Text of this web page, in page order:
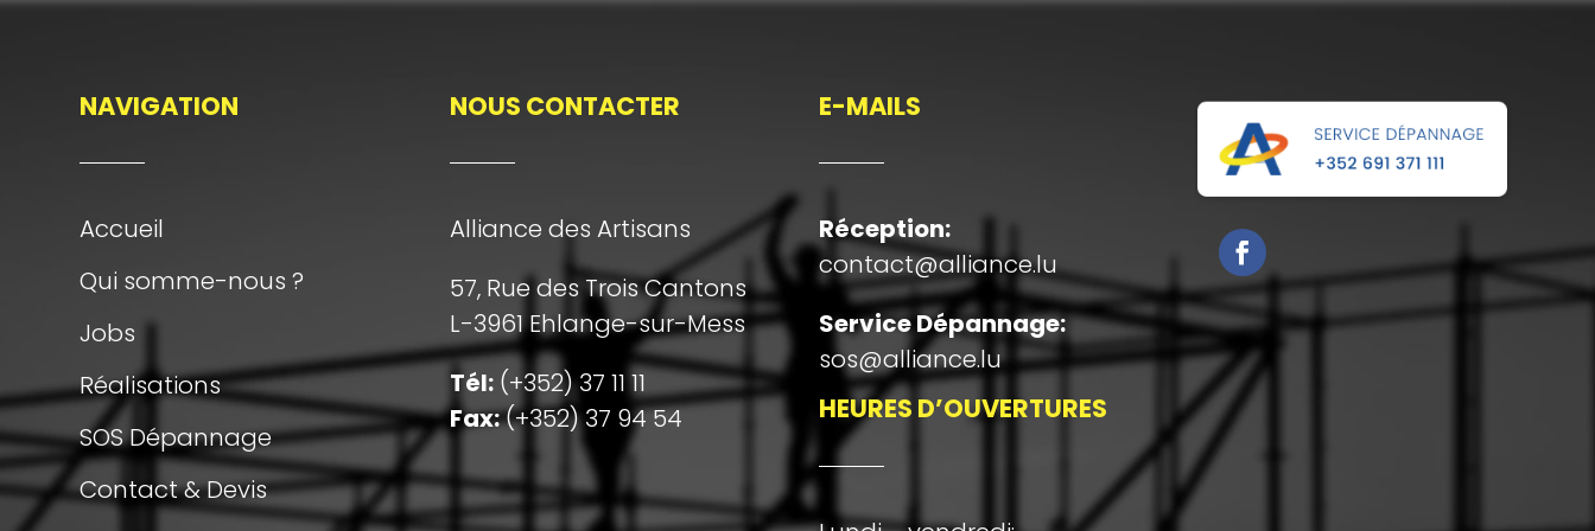
NAVIGATION
Accueil
Qui somme-nous ?
Jobs
Réalisations
SOS Dépannage
Contact & Devis
NOUS CONTACTER
Alliance des Artisans
57, Rue des Trois Cantons
L-3961 Ehlange-sur-Mess
Tél: (+352) 37 11 11
Fax:(+352) 37 94 54
E-MAILS
Réception:
contact@alliance.lu
Service Dépannage:
sos@alliance.lu
HEURES D’OUVERTURES